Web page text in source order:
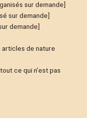
sur demande]
sur demande]
demande]
articles de nature
ce qui n’est pas